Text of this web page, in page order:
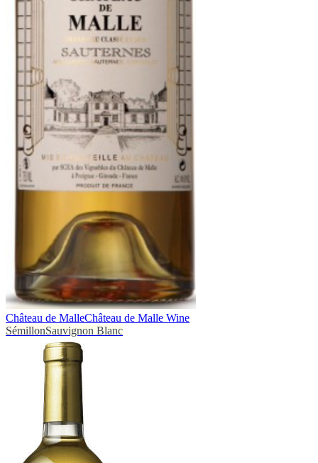
Château de MalleChâteau de Malle Wine
SémillonSauvignon Blanc